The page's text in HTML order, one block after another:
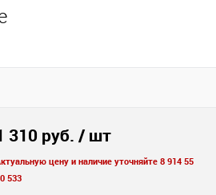
310 руб. / шт
цену и наличие уточняйте 8 914 55
533